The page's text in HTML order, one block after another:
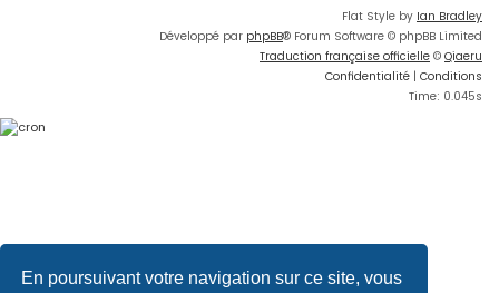
En poursuivant votre navigation sur ce site, vous
Flat Style by Ian Bradley
Développé par phpBB® Forum Software © phpBB Limited
Traduction française officielle © Qiaeru
Confidentialité | Conditions
Time: 0.045s